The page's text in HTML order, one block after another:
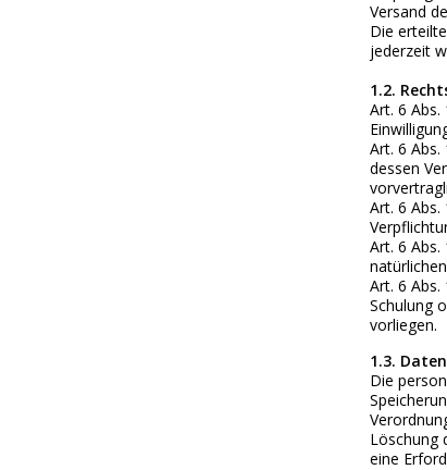
Versand
Die
jederzeit
1.2.
Art. 6
Art. 6
dessen
Art. 6
Art. 6
Art. 6
Schulung
vorliegen.
1.3.
Die
Löschung
eine